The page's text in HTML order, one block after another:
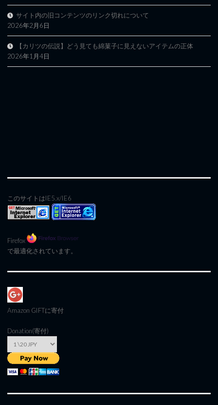
サイト内の旧コンテンツのリンク切れについて
2026年2月6日
【カリツの伝説】どう見ても綿菓子に見えないアイテムの正体
2026年1月4日
このサイトはIE5.x/IE6
Firefox
で最適化されています。
Amazon GIFTに寄付
Donation(寄付)